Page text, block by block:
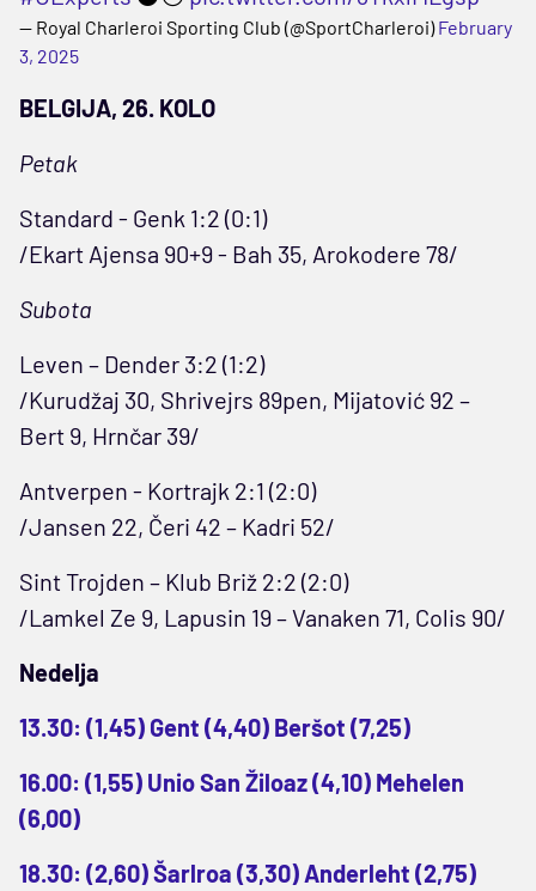
— Royal Charleroi Sporting Club (@SportCharleroi)February
3, 2025
BELGIJA, 26. KOLO
Petak
Standard - Genk 1:2 (0:1)
/Ekart Ajensa 90+9 - Bah 35, Arokodere 78/
Subota
Leven – Dender 3:2 (1:2)
/Kurudžaj 30, Shrivejrs 89pen, Mijatović 92 –
Bert 9, Hrnčar 39/
Antverpen - Kortrajk 2:1 (2:0)
/Jansen 22, Čeri 42 – Kadri 52/
Sint Trojden – Klub Briž 2:2 (2:0)
/Lamkel Ze 9, Lapusin 19 – Vanaken 71, Colis 90/
Nedelja
13.30: (1,45) Gent (4,40) Beršot (7,25)
16.00: (1,55) Unio San Žiloaz (4,10) Mehelen
(6,00)
18.30: (2,60) Šarlroa (3,30) Anderleht (2,75)